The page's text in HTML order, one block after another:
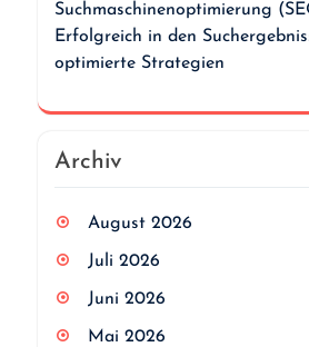
Suchmaschinenoptimierung
Erfolgreich in den
optimierte Strategien
Archiv
August 2026
Juli 2026
Juni 2026
Mai 2026